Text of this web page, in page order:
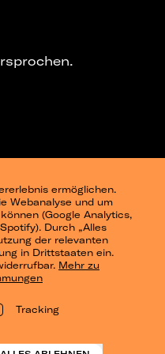
ermöglichen.
Webanalyse und um
(Google Analytics,
Durch „Alles
der relevanten
in Drittstaaten ein.
Mehr zu
Tracking